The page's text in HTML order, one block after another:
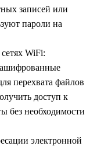
записей или
пароли на
WiFi:
перехвата файлов
доступ к
без необходимости
электронной